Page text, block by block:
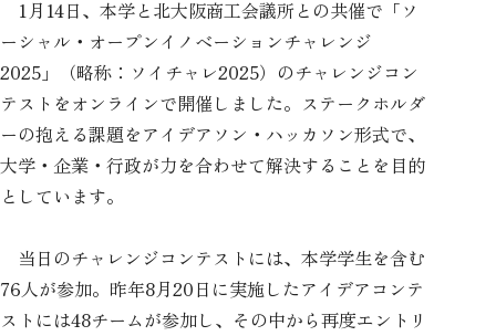
1月14日、本学と北大阪商工会議所との共催で「ソ
ーシャル・オープンイノベーションチャレンジ
2025」（略称：ソイチャレ2025）のチャレンジコン
テストをオンラインで開催しました。ステークホルダ
ーの抱える課題をアイデアソン・ハッカソン形式で、
大学・企業・行政が力を合わせて解決することを目的
としています。
当日のチャレンジコンテストには、本学学生を含む
76人が参加。昨年8月20日に実施したアイデアコンテ
ストには48チームが参加し、その中から再度エントリ